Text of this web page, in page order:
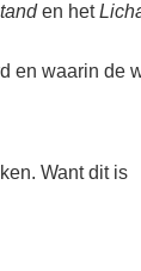
en het
en waarin de
Want dit is